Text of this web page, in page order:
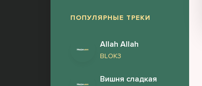
ПОПУЛЯРНЫЕ ТРЕКИ
Allah Allah
BLOK3
Вишня сладкая